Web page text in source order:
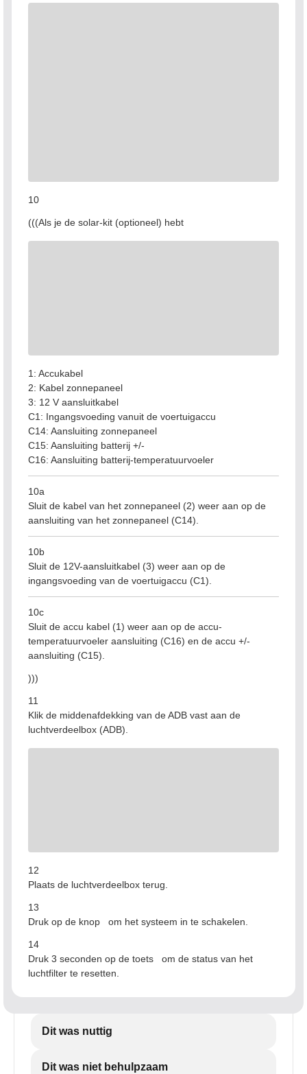
10
(((Als je de solar-kit (optioneel) hebt
1: Accukabel
2: Kabel zonnepaneel
3: 12 V aansluitkabel
C1: Ingangsvoeding vanuit de voertuigaccu
C14: Aansluiting zonnepaneel
C15: Aansluiting batterij +/-
C16: Aansluiting batterij-temperatuurvoeler
10a
Sluit de kabel van het zonnepaneel (2) weer aan op de
aansluiting van het zonnepaneel (C14).
10b
Sluit de 12V-aansluitkabel (3) weer aan op de
ingangsvoeding van de voertuigaccu (C1).
10c
Sluit de accu kabel (1) weer aan op de accu-
temperatuurvoeler aansluiting (C16) en de accu +/-
aansluiting (C15).
)))
11
Klik de middenafdekking van de ADB vast aan de
luchtverdeelbox (ADB).
12
Plaats de luchtverdeelbox terug.
13
Druk op de knop
om het systeem in te schakelen.
14
Druk 3 seconden op de toets
om de status van het
luchtfilter te resetten.
Dit was nuttig
Dit was niet behulpzaam